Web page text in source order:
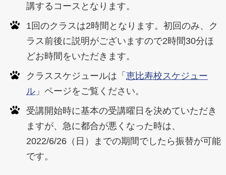
講するコースとなります。
1回のクラスは2時間となります。初回のみ、ク
ラス前後に説明がございますので2時間30分ほ
どお時間をいただきます。
クラススケジュールは「 恵比寿校スケジュー
ル 」ページをご覧ください。
受講開始時に基本の受講曜日を決めていただき
ますが、急に都合が悪くなった時は、
2022/6/26（日）までの期間でしたら振替が可能
です。